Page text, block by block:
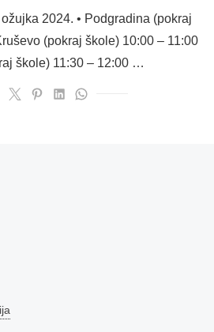
2024. • Podgradina (pokraj
(pokraj škole) 10:00 – 11:00
škole) 11:30 – 12:00 …